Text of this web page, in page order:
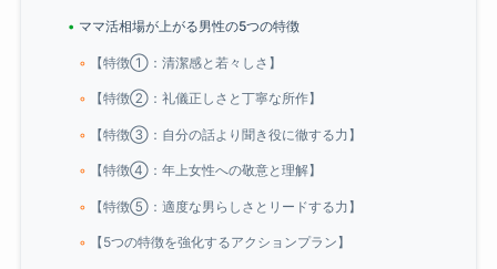
ママ活相場が上がる男性の5つの特徴
【特徴①：清潔感と若々しさ】
【特徴②：礼儀正しさと丁寧な所作】
【特徴③：自分の話より聞き役に徹する力】
【特徴④：年上女性への敬意と理解】
【特徴⑤：適度な男らしさとリードする力】
【5つの特徴を強化するアクションプラン】